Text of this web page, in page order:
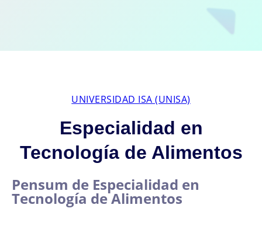
UNIVERSIDAD ISA (UNISA)
Especialidad en
Tecnología de Alimentos
Pensum de Especialidad en
Tecnología de Alimentos